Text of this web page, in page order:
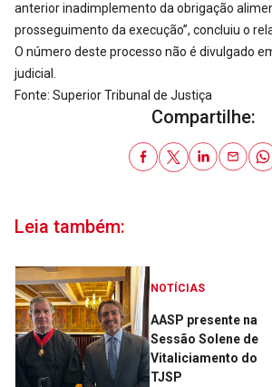
anterior inadimplemento da obrigação
prosseguimento da execução”, concluiu o
O número deste processo não é divulgado
judicial.
Fonte: Superior Tribunal de Justiça
Compartilhe:
Leia também:
NOTÍCIAS
AASP presente na
Sessão Solene de
Vitaliciamento do
TJSP